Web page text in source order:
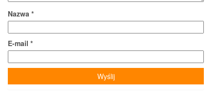
Nazwa *
E-mail *